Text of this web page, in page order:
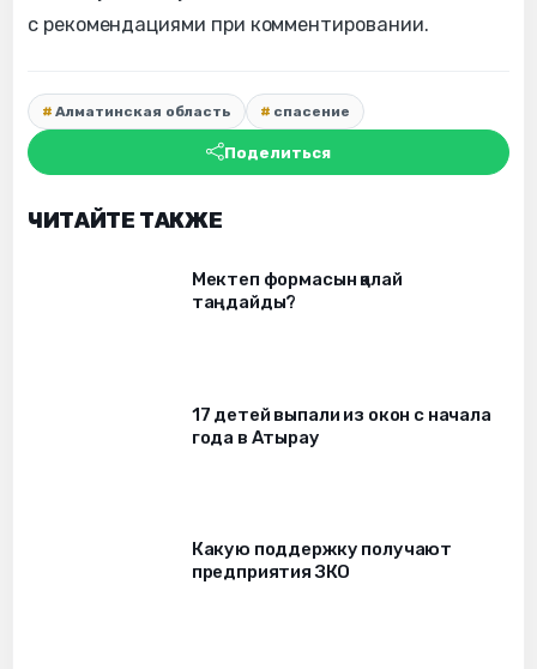
с рекомендациями при комментировании.
Алматинская область спасение
Поделиться
ЧИТАЙТЕ ТАКЖЕ
Мектеп формасын қалай
таңдайды?
17 детей выпали из окон c начала
года в Атырау
Какую поддержку получают
предприятия ЗКО